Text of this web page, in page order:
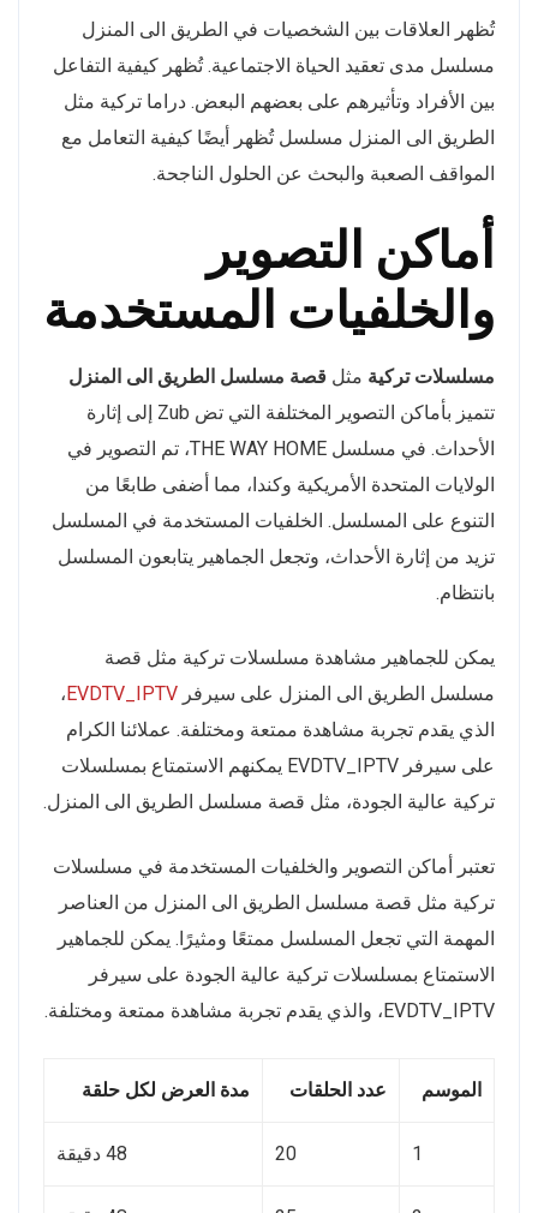
تُظهر العلاقات بين الشخصيات في الطريق الى المنزل
مسلسل مدى تعقيد الحياة الاجتماعية. تُظهر كيفية التفاعل
بين الأفراد وتأثيرهم على بعضهم البعض. دراما تركية مثل
الطريق الى المنزل مسلسل تُظهر أيضًا كيفية التعامل مع
المواقف الصعبة والبحث عن الحلول الناجحة.
أماكن التصوير
والخلفيات المستخدمة
مسلسلات تركية مثل قصة مسلسل الطريق الى المنزل
تتميز بأماكن التصوير المختلفة التي تض Zub إلى إثارة
الأحداث. في مسلسل THE WAY HOME، تم التصوير في
الولايات المتحدة الأمريكية وكندا، مما أضفى طابعًا من
التنوع على المسلسل. الخلفيات المستخدمة في المسلسل
تزيد من إثارة الأحداث، وتجعل الجماهير يتابعون المسلسل
بانتظام.
يمكن للجماهير مشاهدة مسلسلات تركية مثل قصة
مسلسل الطريق الى المنزل على سيرفر EVDTV_IPTV،
الذي يقدم تجربة مشاهدة ممتعة ومختلفة. عملائنا الكرام
على سيرفر EVDTV_IPTV يمكنهم الاستمتاع بمسلسلات
تركية عالية الجودة، مثل قصة مسلسل الطريق الى المنزل.
تعتبر أماكن التصوير والخلفيات المستخدمة في مسلسلات
تركية مثل قصة مسلسل الطريق الى المنزل من العناصر
المهمة التي تجعل المسلسل ممتعًا ومثيرًا. يمكن للجماهير
الاستمتاع بمسلسلات تركية عالية الجودة على سيرفر
EVDTV_IPTV، والذي يقدم تجربة مشاهدة ممتعة ومختلفة.
الموسم عدد الحلقات مدة العرض لكل حلقة
1
20 48 دقيقة